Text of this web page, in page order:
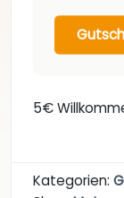
5€
Kategorien: